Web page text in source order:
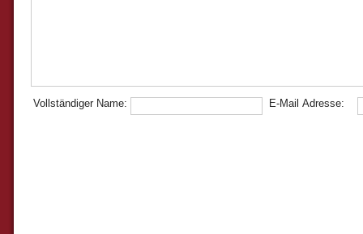
Vollständiger Name: E-Mail Adresse: